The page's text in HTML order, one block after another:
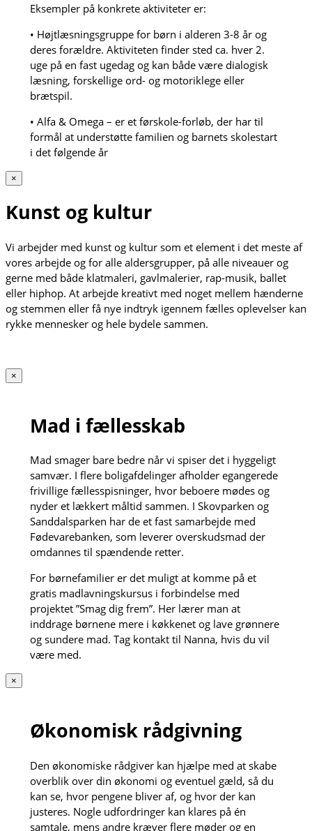
Eksempler på konkrete aktiviteter er:
• Højtlæsningsgruppe for børn i alderen 3-8 år og
deres forældre. Aktiviteten finder sted ca. hver 2.
uge på en fast ugedag og kan både være dialogisk
læsning, forskellige ord- og motoriklege eller
brætspil.
• Alfa & Omega – er et førskole-forløb, der har til
formål at understøtte familien og barnets skolestart
i det følgende år
×
Kunst og kultur
Vi arbejder med kunst og kultur som et element i det meste af
vores arbejde og for alle aldersgrupper, på alle niveauer og
gerne med både klatmaleri, gavlmalerier, rap-musik, ballet
eller hiphop. At arbejde kreativt med noget mellem hænderne
og stemmen eller få nye indtryk igennem fælles oplevelser kan
rykke mennesker og hele bydele sammen.
×
Mad i fællesskab
Mad smager bare bedre når vi spiser det i hyggeligt
samvær. I flere boligafdelinger afholder egangerede
frivillige fællesspisninger, hvor beboere mødes og
nyder et lækkert måltid sammen. I Skovparken og
Sanddalsparken har de et fast samarbejde med
Fødevarebanken, som leverer overskudsmad der
omdannes til spændende retter.
For børnefamilier er det muligt at komme på et
gratis madlavningskursus i forbindelse med
projektet ”Smag dig frem”. Her lærer man at
inddrage børnene mere i køkkenet og lave grønnere
og sundere mad. Tag kontakt til Nanna, hvis du vil
være med.
×
Økonomisk rådgivning
Den økonomiske rådgiver kan hjælpe med at skabe
overblik over din økonomi og eventuel gæld, så du
kan se, hvor pengene bliver af, og hvor der kan
justeres. Nogle udfordringer kan klares på én
samtale, mens andre kræver flere møder og en